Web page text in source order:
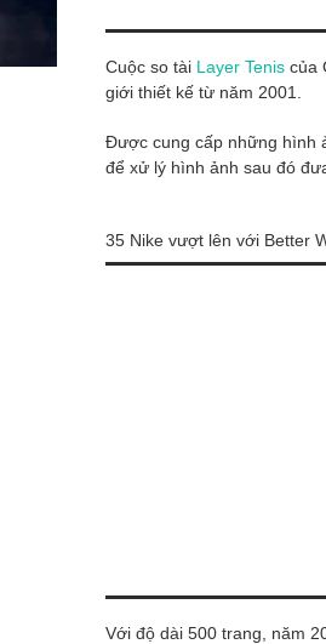
Cuộc so tài Layer Tenis của
giới thiết kế từ năm 2001.
Được cung cấp những hình
để xử lý hình ảnh sau đó
35 Nike vượt lên với Better
Với độ dài 500 trang, năm